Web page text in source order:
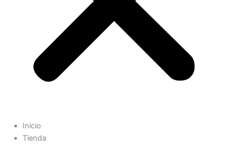
Inicio
Tienda